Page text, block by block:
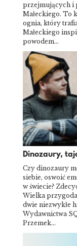
przejmujących i
Małeckiego. To
ognia, który
Małeckiego
powodem…
Dinozaury,
Czy dinozaury
siebie, oswoić
w świecie?
Wielka
dwie niezwykłe
Wydawnictwa
Przemek…